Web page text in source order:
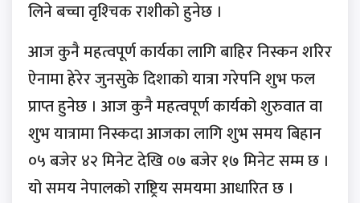
लिने बच्चा वृश्‍चिक राशीको हुनेछ ।
आज कुनै महत्वपूर्ण कार्यका लागि बाहिर निस्कन शरिर
ऐनामा हेरेर जुनसुके दिशाको यात्रा गरेपनि शुभ फल
प्राप्त हुनेछ । आज कुनै महत्वपूर्ण कार्यको शुरुवात वा
शुभ यात्रामा निस्कदा आजका लागि शुभ समय बिहान
०५ बजेर ४२ मिनेट देखि ०७ बजेर १७ मिनेट सम्म छ ।
यो समय नेपालको राष्ट्रिय समयमा आधारित छ ।